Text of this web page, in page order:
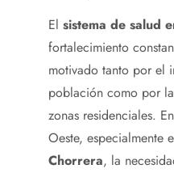
El sistema de salud
fortalecimiento
motivado tanto por el
población como por
zonas residenciales.
Oeste, especialmente
Chorrera, la